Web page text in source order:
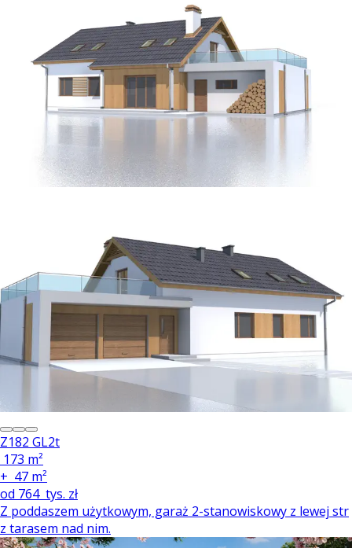
Z182 GL2t
173 m²
+ 47 m²
od 764 tys. zł
Z poddaszem użytkowym, garaż 2-stanowiskowy z lewej str
z tarasem nad nim.